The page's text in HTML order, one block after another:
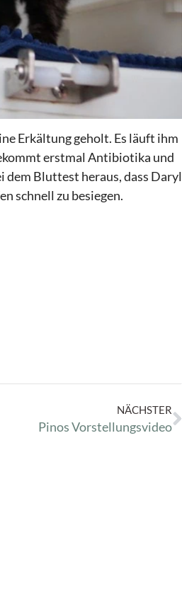
Erkältung geholt. Es läuft ihm
erstmal Antibiotika und
dem Bluttest heraus, dass Daryl
schnell zu besiegen.
NÄCHSTER
Pinos Vorstellungsvideo